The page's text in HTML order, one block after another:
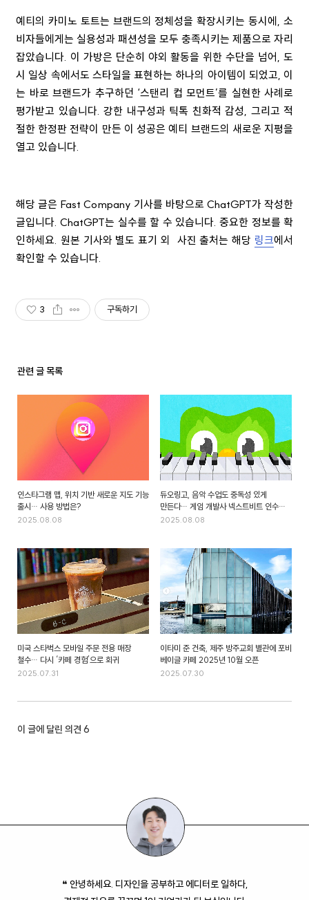
예티의 카미노 토트는 브랜드의 정체성을 확장시키는 동시에, 소
비자들에게는 실용성과 패션성을 모두 충족시키는 제품으로 자리
잡았습니다. 이 가방은 단순히 야외 활동을 위한 수단을 넘어, 도
시 일상 속에서도 스타일을 표현하는 하나의 아이템이 되었고, 이
는 바로 브랜드가 추구하던 ‘스탠리 컵 모먼트’를 실현한 사례로
평가받고 있습니다. 강한 내구성과 틱톡 친화적 감성, 그리고 적
절한 한정판 전략이 만든 이 성공은 예티 브랜드의 새로운 지평을
열고 있습니다.
해당 글은 Fast Company 기사를 바탕으로 ChatGPT가 작성한
글입니다. ChatGPT는 실수를 할 수 있습니다. 중요한 정보를 확
인하세요. 원본 기사와 별도 표기 외 사진 출처는 해당 링크에서
확인할 수 있습니다.
3 구독하기
관련 글 목록
인스타그램 맵, 위치 기반 새로운 지도 기능
출시… 사용 방법은?
2025.08.08
듀오링고, 음악 수업도 중독성 있게
만든다… 게임 개발사 넥스트비트 인수
발표
2025.08.08
미국 스타벅스 모바일 주문 전용 매장
철수… 다시 ‘카페 경험’으로 회귀
2025.07.31
이타미 준 건축, 제주 방주교회 별관에 포비
베이글 카페 2025년 10월 오픈
2025.07.30
이 글에 달린 의견 6
❝ 안녕하세요. 디자인을 공부하고 에디터로 일하다,